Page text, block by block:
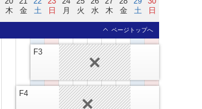
木
金
土
日
月
火
水
木
金
土
日
ページトップへ
F3
F4